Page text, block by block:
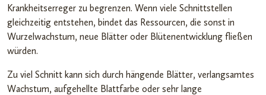
Krankheitserreger zu begrenzen. Wenn viele Schnittstellen
gleichzeitig entstehen, bindet das Ressourcen, die sonst in
Wurzelwachstum, neue Blätter oder Blütenentwicklung fließen
würden.
Zu viel Schnitt kann sich durch hängende Blätter, verlangsamtes
Wachstum, aufgehellte Blattfarbe oder sehr lange